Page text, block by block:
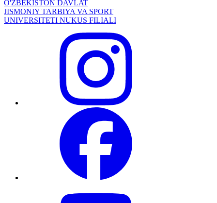
O'ZBEKISTON DAVLAT
JISMONIY TARBIYA VA SPORT
UNIVERSITETI NUKUS FILIALI